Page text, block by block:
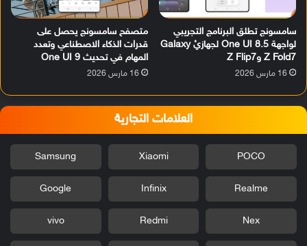
سامسونج تطلق البرنامج التجريبي
لواجهة One UI 8.5 لجهازيْ Galaxy
Z Fold7 وZ Flip7
16 مارس 2026
متصفح سامسونج يحصل على
قدرات الذكاء الاصطناعي وتعدد
المهام في تحديث One UI 9
16 مارس 2026
العلامات التجارية
POCO
Xiaomi
Samsung
Realme
Infinix
Google
Nex
Redmi
vivo